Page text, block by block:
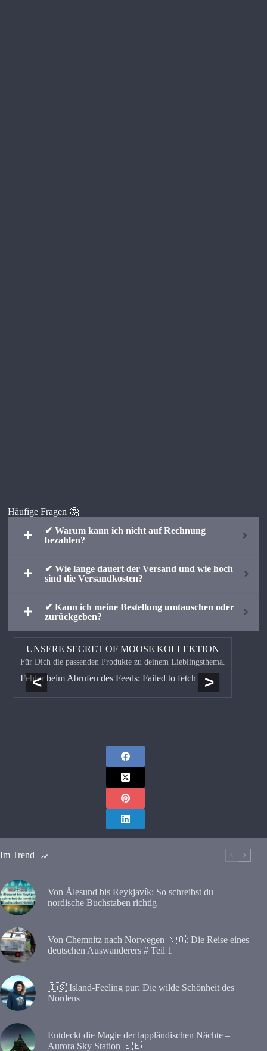
Häufige Fragen 🤔
✔ Warum kann ich nicht auf Rechnung
bezahlen?
✔ Wie lange dauert der Versand und wie hoch
sind die Versandkosten?
✔ Kann ich meine Bestellung umtauschen oder
zurückgeben?
UNSERE SECRET OF MOOSE KOLLEKTION
Für Dich die passenden Produkte zu deinem Lieblingsthema.
<
Fehler beim Abrufen des Feeds: Failed to fetch >
Im Trend
Von Ålesund bis Reykjavík: So schreibst du
nordische Buchstaben richtig
Von Chemnitz nach Norwegen 🇳🇴: Die Reise eines
deutschen Auswanderers # Teil 1
🇮🇸 Island-Feeling pur: Die wilde Schönheit des
Nordens
Entdeckt die Magie der lappländischen Nächte –
Aurora Sky Station 🇸🇪